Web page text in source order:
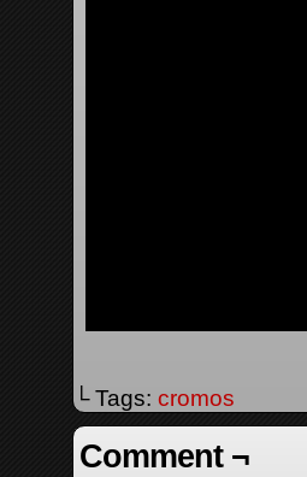
└ Tags: cromos
Comment ¬